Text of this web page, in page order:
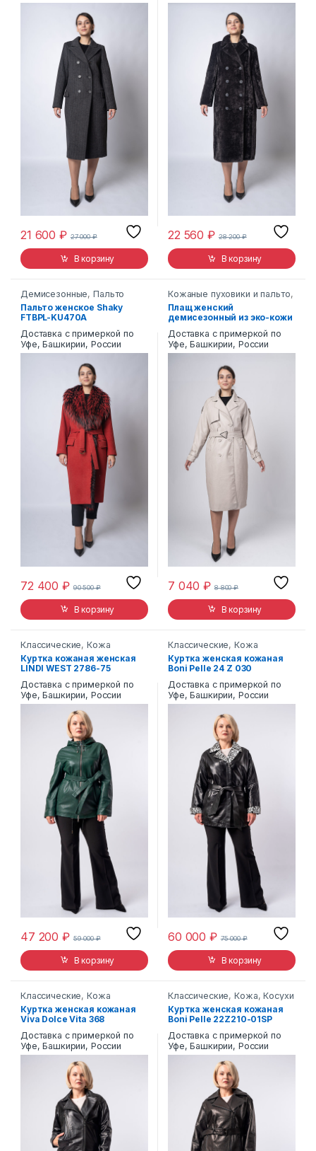
21 600₽ 27 000₽
В корзину
22 560₽ 28 200₽
В корзину
Демисезонные,Пальто
Пальто женское Shaky
FTBPL-KU470A
Доставка с примеркой по
Уфе, Башкирии, России
72 400₽ 90 500₽
В корзину
Кожаные пуховики и пальто,
Эко-кожа
Плащ женский
демисезонный из эко-кожи
Доставка с примеркой по
Уфе, Башкирии, России
7 040₽ 8 800₽
В корзину
Классические,Кожа
Куртка кожаная женская
LINDI WEST 2786-75
Доставка с примеркой по
Уфе, Башкирии, России
47 200₽ 59 000₽
В корзину
Классические,Кожа
Куртка женская кожаная
Boni Pelle 24 Z 030
Доставка с примеркой по
Уфе, Башкирии, России
60 000₽ 75 000₽
В корзину
Классические,Кожа
Куртка женская кожаная
Viva Dolce Vita 368
Доставка с примеркой по
Уфе, Башкирии, России
Классические,Кожа,Косухи
Куртка женская кожаная
Boni Pelle 22Z210-01SP
Доставка с примеркой по
Уфе, Башкирии, России